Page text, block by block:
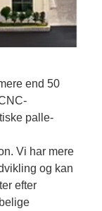
end 50
palle-
Vi har mere
og kan
efter